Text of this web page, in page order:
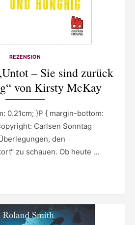
REZENSION
– Sie sind zurück
von Kirsty McKay
0.21cm; }P { margin-bottom:
Carlsen Sonntag
den
zu schauen. Ob heute …